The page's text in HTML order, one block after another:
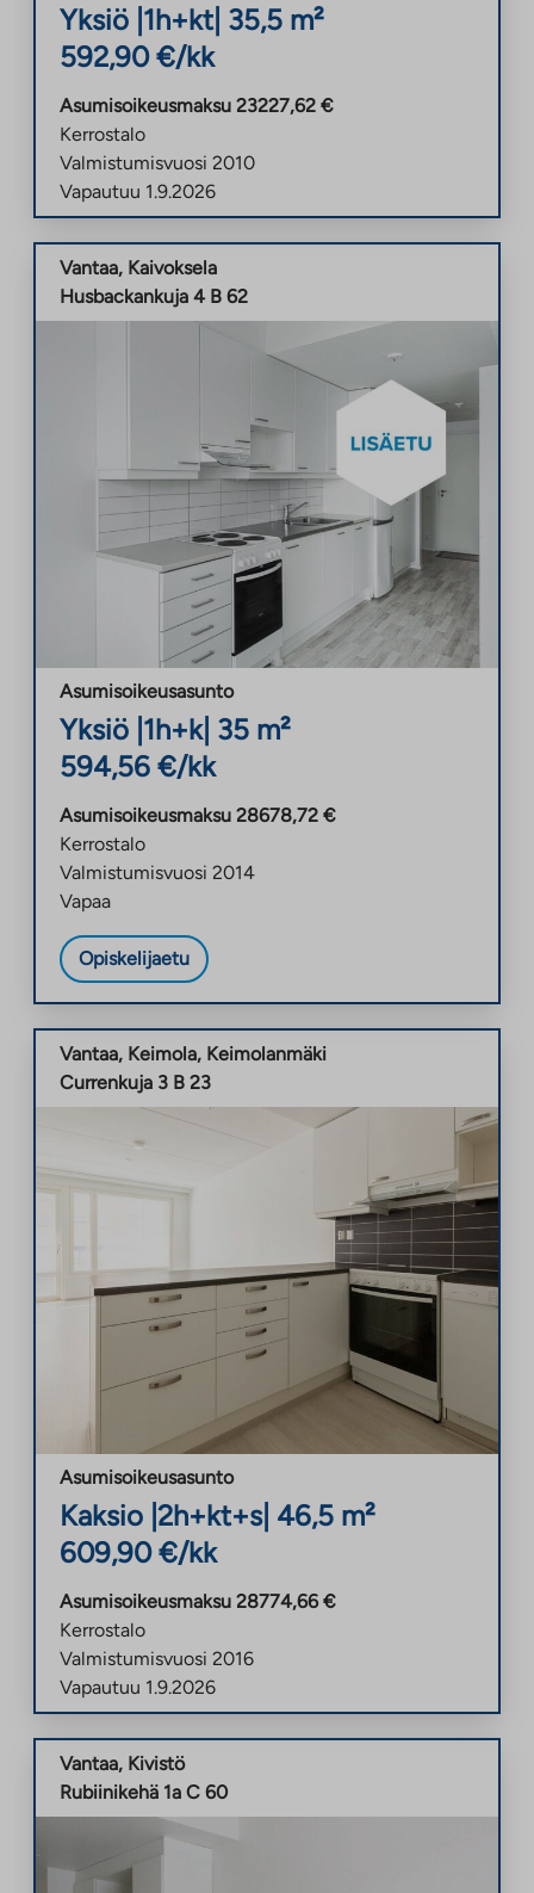
Yksiö 1h+kt| 35,5 m²
592,90 €/kk
Asumisoikeusmaksu 23227,62 €
Kerrostalo
Valmistumisvuosi 2010
Vapautuu 1.9.2026
Vantaa, Kaivoksela
Husbackankuja 4 B 62
Asumisoikeusasunto
Yksiö 1h+k| 35 m²
594,56 €/kk
Asumisoikeusmaksu 28678,72 €
Kerrostalo
Valmistumisvuosi 2014
Vapaa
Opiskelijaetu
Vantaa, Keimola, Keimolanmäki
Currenkuja 3 B 23
Asumisoikeusasunto
Kaksio 2h+kt+s| 46,5 m²
609,90 €/kk
Asumisoikeusmaksu 28774,66 €
Kerrostalo
Valmistumisvuosi 2016
Vapautuu 1.9.2026
Vantaa, Kivistö
Rubiinikehä 1a C 60